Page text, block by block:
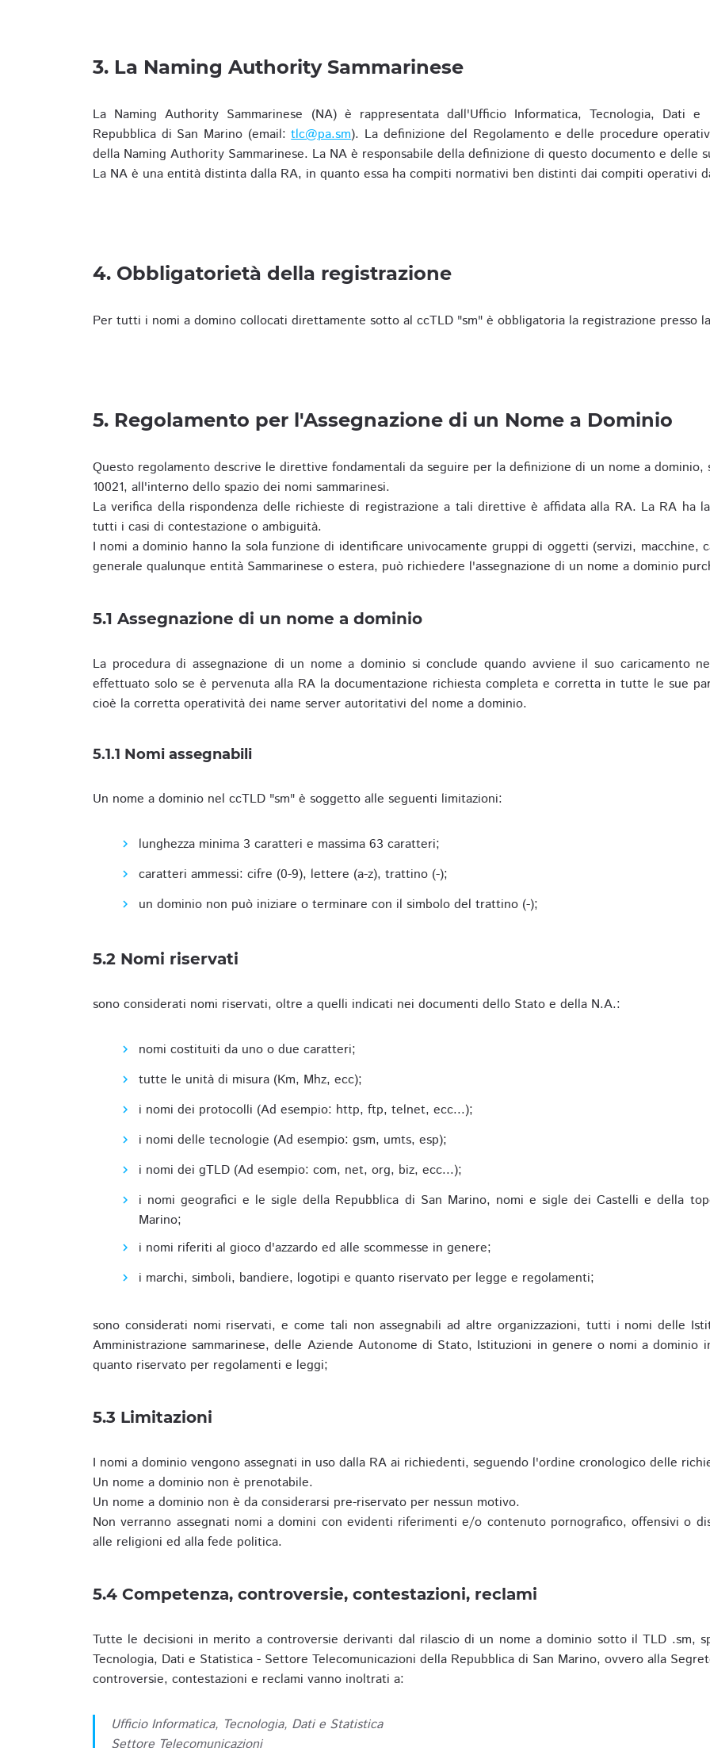
3. La Naming Authority Sammarinese
La Naming Authority Sammarinese (NA) è rappresentata dall'Ufficio Informatica, Tecnologia, Dati
Repubblica di San Marino (email:tlc@pa.sm). La definizione del Regolamento e delle procedure
della Naming Authority Sammarinese. La NA è responsabile della definizione di questo documento e delle
La NA è una entità distinta dalla RA, in quanto essa ha compiti normativi ben distinti dai compiti operativi
4. Obbligatorietà della registrazione
Per tutti i nomi a domino collocati direttamente sotto al ccTLD "sm" è obbligatoria la registrazione presso
5. Regolamento per l'Assegnazione di un Nome a Dominio
Questo regolamento descrive le direttive fondamentali da seguire per la definizione di un nome a
10021, all'interno dello spazio dei nomi sammarinesi.
La verifica della rispondenza delle richieste di registrazione a tali direttive è affidata alla RA. La RA ha
tutti i casi di contestazione o ambiguità.
I nomi a dominio hanno la sola funzione di identificare univocamente gruppi di oggetti (servizi, macchine,
generale qualunque entità Sammarinese o estera, può richiedere l'assegnazione di un nome a dominio
5.1 Assegnazione di un nome a dominio
La procedura di assegnazione di un nome a dominio si conclude quando avviene il suo caricamento
effettuato solo se è pervenuta alla RA la documentazione richiesta completa e corretta in tutte le sue
cioè la corretta operatività dei name server autoritativi del nome a dominio.
5.1.1 Nomi assegnabili
Un nome a dominio nel ccTLD "sm" è soggetto alle seguenti limitazioni:
lunghezza minima 3 caratteri e massima 63 caratteri;
caratteri ammessi: cifre (0-9), lettere (a-z), trattino (-);
un dominio non può iniziare o terminare con il simbolo del trattino (-);
5.2 Nomi riservati
sono considerati nomi riservati, oltre a quelli indicati nei documenti dello Stato e della N.A.:
nomi costituiti da uno o due caratteri;
tutte le unità di misura (Km, Mhz, ecc);
i nomi dei protocolli (Ad esempio: http, ftp, telnet, ecc...);
i nomi delle tecnologie (Ad esempio: gsm, umts, esp);
i nomi dei gTLD (Ad esempio: com, net, org, biz, ecc...);
i nomi geografici e le sigle della Repubblica di San Marino, nomi e sigle dei Castelli e della
Marino;
i nomi riferiti al gioco d'azzardo ed alle scommesse in genere;
i marchi, simboli, bandiere, logotipi e quanto riservato per legge e regolamenti;
sono considerati nomi riservati, e come tali non assegnabili ad altre organizzazioni, tutti i nomi delle
Amministrazione sammarinese, delle Aziende Autonome di Stato, Istituzioni in genere o nomi a dominio
quanto riservato per regolamenti e leggi;
5.3 Limitazioni
I nomi a dominio vengono assegnati in uso dalla RA ai richiedenti, seguendo l'ordine cronologico delle
Un nome a dominio non è prenotabile.
Un nome a dominio non è da considerarsi pre-riservato per nessun motivo.
Non verranno assegnati nomi a domini con evidenti riferimenti e/o contenuto pornografico, offensivi o
alle religioni ed alla fede politica.
5.4 Competenza, controversie, contestazioni, reclami
Tutte le decisioni in merito a controversie derivanti dal rilascio di un nome a dominio sotto il TLD .sm,
Tecnologia, Dati e Statistica - Settore Telecomunicazioni della Repubblica di San Marino, ovvero alla
controversie, contestazioni e reclami vanno inoltrati a:
Ufficio Informatica, Tecnologia, Dati e Statistica